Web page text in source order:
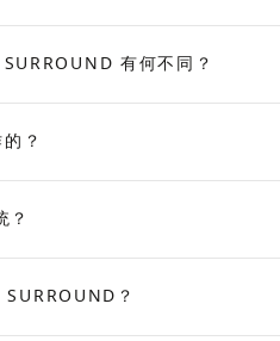
有何不同？
？
？
？